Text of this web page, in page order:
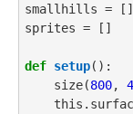
smallhills = []
sprites = []
def setup():
    size(
800,